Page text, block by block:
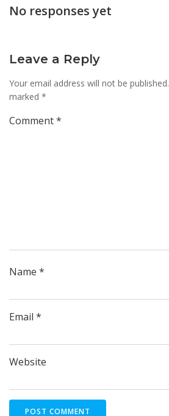
No responses yet
Leave a Reply
Your email address will not be published.
marked *
Comment*
Name *
Email *
Website